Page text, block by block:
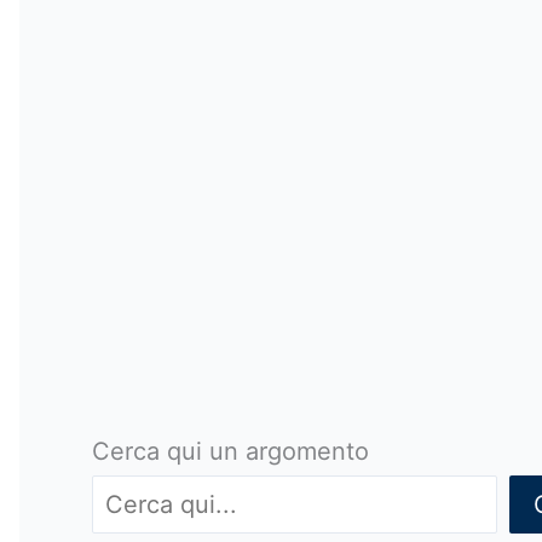
Cerca qui un argomento